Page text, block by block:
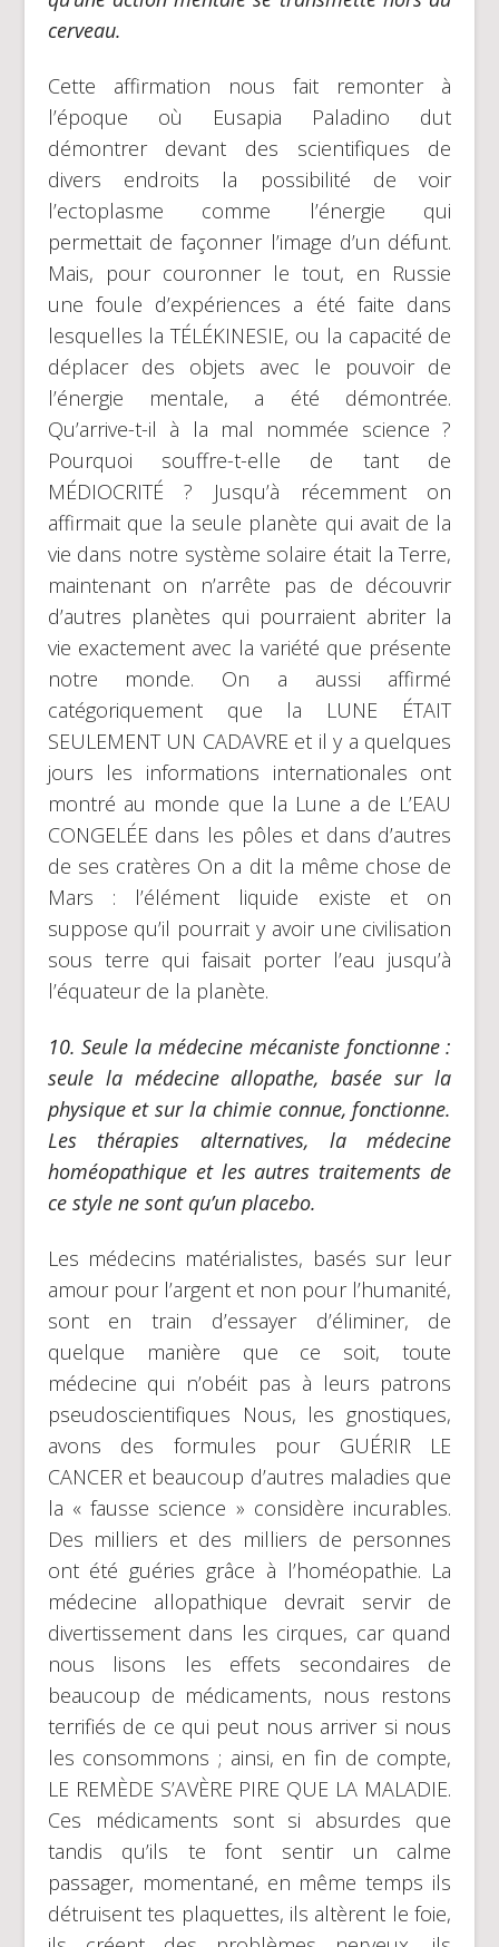
cerveau.
Cette affirmation nous fait remonter à
l’époque où Eusapia Paladino dut
démontrer devant des scientifiques de
divers endroits la possibilité de voir
l’ectoplasme comme l’énergie qui
permettait de façonner l’image d’un défunt.
Mais, pour couronner le tout, en Russie
une foule d’expériences a été faite dans
lesquelles la TÉLÉKINESIE, ou la capacité de
déplacer des objets avec le pouvoir de
l’énergie mentale, a été démontrée.
Qu’arrive-t-il à la mal nommée science ?
Pourquoi souffre-t-elle de tant de
MÉDIOCRITÉ ? Jusqu’à récemment on
affirmait que la seule planète qui avait de la
vie dans notre système solaire était la Terre,
maintenant on n’arrête pas de découvrir
d’autres planètes qui pourraient abriter la
vie exactement avec la variété que présente
notre monde. On a aussi affirmé
catégoriquement que la LUNE ÉTAIT
SEULEMENT UN CADAVRE et il y a quelques
jours les informations internationales ont
montré au monde que la Lune a de L’EAU
CONGELÉE dans les pôles et dans d’autres
de ses cratères On a dit la même chose de
Mars : l’élément liquide existe et on
suppose qu’il pourrait y avoir une civilisation
sous terre qui faisait porter l’eau jusqu’à
l’équateur de la planète.
10.Seule la médecine mécaniste fonctionne :
seule la médecine allopathe, basée sur la
physique et sur la chimie connue, fonctionne.
Les thérapies alternatives, la médecine
homéopathique et les autres traitements de
ce style ne sont qu’un placebo.
Les médecins matérialistes, basés sur leur
amour pour l’argent et non pour l’humanité,
sont en train d’essayer d’éliminer, de
quelque manière que ce soit, toute
médecine qui n’obéit pas à leurs patrons
pseudoscientifiques Nous, les gnostiques,
avons des formules pour GUÉRIR LE
CANCER et beaucoup d’autres maladies que
la « fausse science » considère incurables.
Des milliers et des milliers de personnes
ont été guéries grâce à l’homéopathie. La
médecine allopathique devrait servir de
divertissement dans les cirques, car quand
nous lisons les effets secondaires de
beaucoup de médicaments, nous restons
terrifiés de ce qui peut nous arriver si nous
les consommons ; ainsi, en fin de compte,
LE REMÈDE S’AVÈRE PIRE QUE LA MALADIE.
Ces médicaments sont si absurdes que
tandis qu’ils te font sentir un calme
passager, momentané, en même temps ils
détruisent tes plaquettes, ils altèrent le foie,